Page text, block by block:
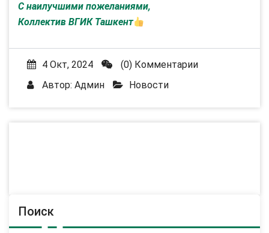
С наилучшими пожеланиями,
Коллектив ВГИК Ташкент
4 Окт, 2024
(0) Комментарии
Автор: Админ Новости
Поиск